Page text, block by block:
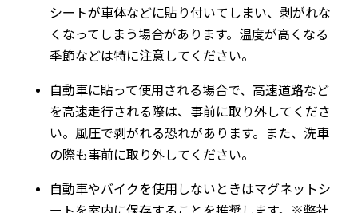
シートが車体などに貼り付いてしまい、剥がれな
くなってしまう場合があります。温度が高くなる
季節などは特に注意してください。
自動車に貼って使用される場合で、高速道路など
を高速走行される際は、事前に取り外してくださ
い。風圧で剥がれる恐れがあります。また、洗車
の際も事前に取り外してください。
自動車やバイクを使用しないときはマグネットシ